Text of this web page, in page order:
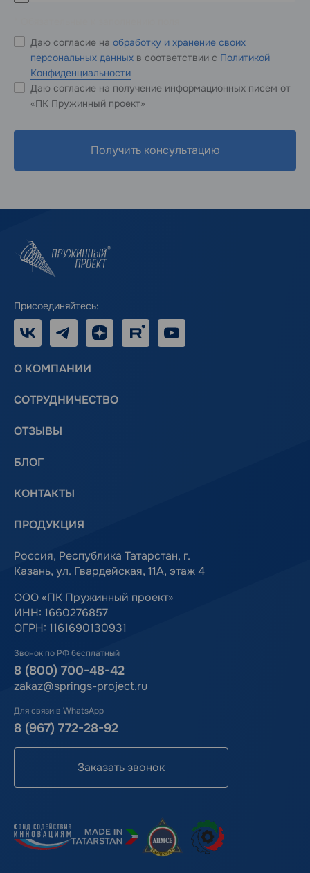
Даю согласие на обработку и хранение своих
персональных данных в соответствии с Политикой
Конфиденциальности
Даю согласие на получение информационных писем от
«ПК Пружинный проект»
Получить консультацию
Присоединяйтесь:
Telegram Дзен RUTUBE
О КОМПАНИИ
СОТРУДНИЧЕСТВО
ОТЗЫВЫ
БЛОГ
КОНТАКТЫ
ПРОДУКЦИЯ
Россия, Республика Татарстан, г.
Казань, ул. Гвардейская, 11А, этаж 4
ООО «ПК Пружинный проект»
ИНН: 1660276857
ОГРН: 1161690130931
Звонок по РФ бесплатный
8 (800) 700-48-42
zakaz@springs-project.ru
Для связи в WhatsApp
8 (967) 772-28-92
Заказать звонок